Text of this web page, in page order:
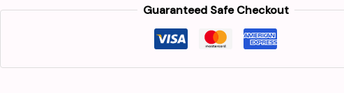
Guaranteed Safe Checkout